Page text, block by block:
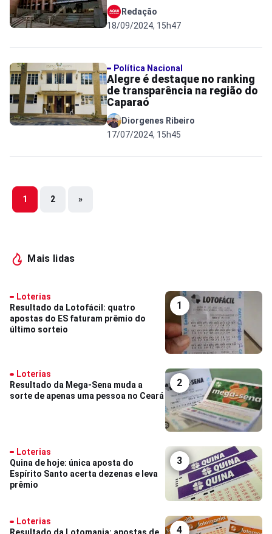
Redação
18/09/2024, 15h47
Política Nacional
Alegre é destaque no ranking
de transparência na região do
Caparaó
Diorgenes Ribeiro
17/07/2024, 15h45
Mais lidas
1
Loterias
Resultado da Lotofácil: quatro
apostas do ES faturam prêmio do
último sorteio
2
Loterias
Resultado da Mega-Sena muda a
sorte de apenas uma pessoa no Ceará
3
Loterias
Quina de hoje: única aposta do
Espírito Santo acerta dezenas e leva
prêmio
4
Loterias
1 2 »